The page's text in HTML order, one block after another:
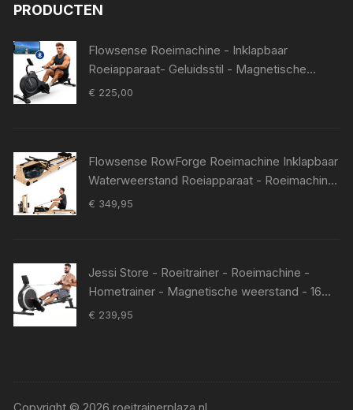
PRODUCTEN
Flowsense Roeimachine - Inklapbaar
Roeiapparaat- Geluidsstil - Magnetische
Roeitrainer - Roeitrainers - 16
€ 225,00
Flowsense RowForge Roeimachine Inklapbaar
Waterweerstand Roeiapparaat - Roeimachine
Hout - Max 140KG - Geluidsstil (15 dB) -
€ 349,95
Jessi Store - Roeitrainer - Roeimachine -
Hometrainer - Magnetische weerstand - 16
niveaus - 150 kg - LCD display -
€ 239,95